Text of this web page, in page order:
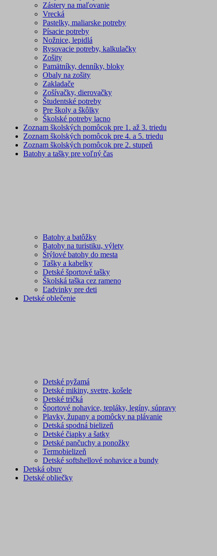
Zástery na maľovanie
Vrecká
Pastelky, maliarske potreby
Písacie potreby
Nožnice, lepidlá
Rysovacie potreby, kalkulačky
Zošity
Pamätníky, denníky, bloky
Obaly na zošity
Zakladače
Zošívačky, dierovačky
Študentské potreby
Pre školy a škôlky
Školské potreby lacno
Zoznam školských pomôcok pre 1. až 3. triedu
Zoznam školských pomôcok pre 4. a 5. triedu
Zoznam školských pomôcok pre 2. stupeň
Batohy a tašky pre voľný čas
Batohy a batôžky
Batohy na turistiku, výlety
Štýlové batohy do mesta
Tašky a kabelky
Detské športové tašky
Školská taška cez rameno
Ľadvinky pre deti
Detské oblečenie
Detské pyžamá
Detské mikiny, svetre, košele
Detské tričká
Športové nohavice, tepláky, legíny, súpravy
Plavky, župany a pomôcky na plávanie
Detská spodná bielizeň
Detské čiapky a šatky
Detské pančuchy a ponožky
Termobielizeň
Detské softshellové nohavice a bundy
Detská obuv
Detské obliečky